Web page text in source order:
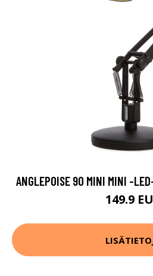
ANGLEPOISE 90 MINI MINI -
149.9